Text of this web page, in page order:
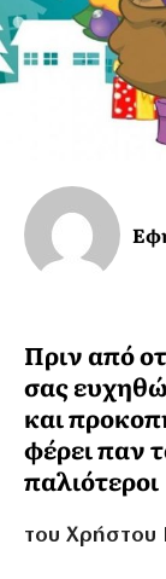
Πριν από
σας
και
φέρει παν
παλιότεροι
του